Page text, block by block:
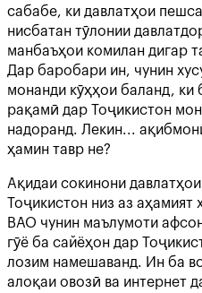
сабабе, ки давлатҳои
нисбатан тӯлонии
манбаъҳои комилан дигар
Дар баробари ин, чунин
монанди кӯҳҳои баланд,
рақамӣ дар Тоҷикистон
надоранд. Лекин...
ҳамин тавр не?
Ақидаи сокинони
Тоҷикистон низ аз
ВАО чунин маълумоти
гӯё ба сайёҳон дар
лозим намешаванд. Ин ба
алоқаи овозӣ ва интернет